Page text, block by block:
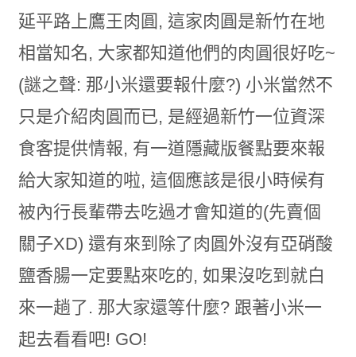
延平路上鷹王肉圓, 這家肉圓是新竹在地
相當知名, 大家都知道他們的肉圓很好吃~
(謎之聲: 那小米還要報什麼?) 小米當然不
只是介紹肉圓而已, 是經過新竹一位資深
食客提供情報, 有一道隱藏版餐點要來報
給大家知道的啦, 這個應該是很小時候有
被內行長輩帶去吃過才會知道的(先賣個
關子XD) 還有來到除了肉圓外沒有亞硝酸
鹽香腸一定要點來吃的, 如果沒吃到就白
來一趟了. 那大家還等什麼? 跟著小米一
起去看看吧! GO!